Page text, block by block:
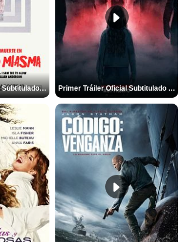
Primer Teaser Oficial Subtitulado de 'Adolescencia, Sexo y Muerte en Campamento Miasma' Primer Tráiler Oficial Subtitulado de 'La Noche Del Demonio: Están Entre Nosotros'